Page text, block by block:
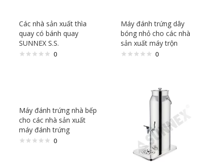
Các nhà sản xuất thìa
quay có bánh quay
SUNNEX S.S.
0
Máy đánh trứng dây
bóng nhỏ cho các nhà
sản xuất máy trộn
0
Máy đánh trứng nhà bếp
cho các nhà sản xuất
máy đánh trứng
0